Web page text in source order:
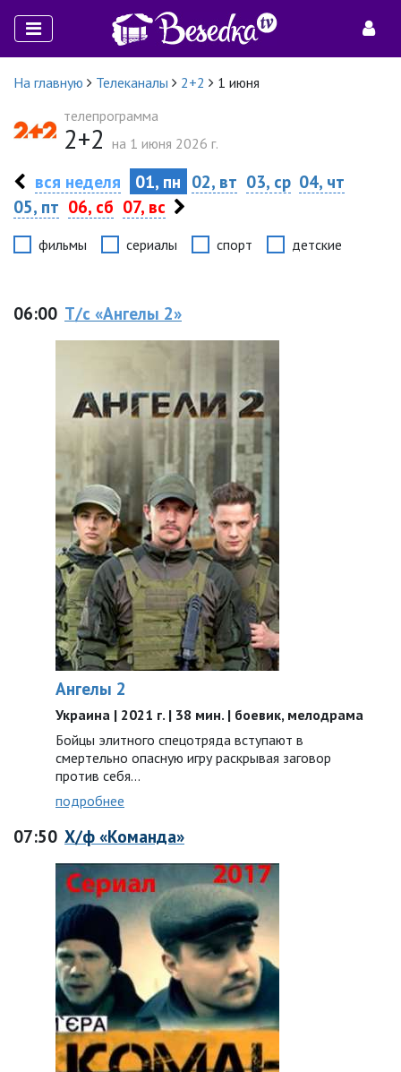
На главную Телеканалы 2+2
1 июня
телепрограмма
2+2 на 1 июня 2026 г.
вся неделя 01, пн 02, вт 03, ср 04, чт
05, пт 06, сб 07, вс
фильмы сериалы спорт детские
06:00 Т/с «Ангелы 2»
Ангелы 2
Украина | 2021 г. | 38 мин. | боевик, мелодрама
Бойцы элитного спецотряда вступают в
смертельно опасную игру раскрывая заговор
против себя...
подробнее
07:50 Х/ф «Команда»